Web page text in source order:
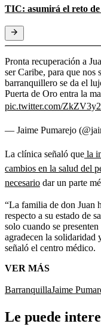
TIC: asumirá el reto
Pronta recuperación a
ser Caribe, para que nos
barranquillero se da el
Puerta de Oro entra la
pic.twitter.com/
— Jaime Pumarejo
La clínica señaló que la
cambios en la salud del
necesario dar un parte
“La familia de don Juan
respecto a su estado de
solo cuando se
agradecen la solidaridad
señaló el centro médico.
VER MÁS
BarranquillaJaime
Le puede